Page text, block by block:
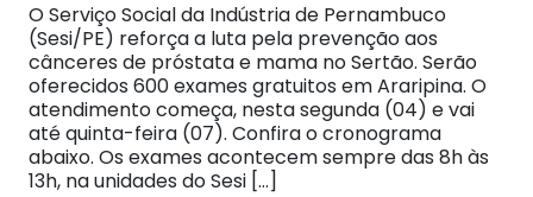
O Serviço Social da Indústria de Pernambuco
(Sesi/PE) reforça a luta pela prevenção aos
cânceres de próstata e mama no Sertão. Serão
oferecidos 600 exames gratuitos em Araripina. O
atendimento começa, nesta segunda (04) e vai
até quinta-feira (07). Confira o cronograma
abaixo. Os exames acontecem sempre das 8h às
13h, na unidades do Sesi […]